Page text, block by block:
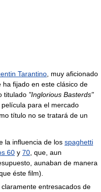
Tarantino , muy aficionado
ha fijado en este clásico de
titulado "Inglorious Basterds"
para el mercado
título no se tratará de un
la influencia de los spaghetti
60 y 70 , que, aun
aunaban de manera
éste film).
entresacados de